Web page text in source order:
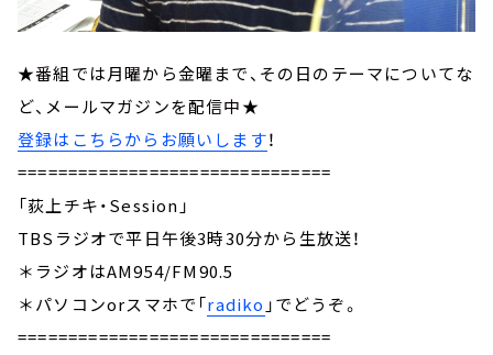
★番組では月曜から金曜まで、その日のテーマについてな
ど、メールマガジンを配信中★
登録はこちらからお願いします！
===============================
「荻上チキ・Session」
TBSラジオで平日午後3時30分から生放送！
＊ラジオはAM954/FM90.5
＊パソコンorスマホで「radiko 」でどうぞ。
===============================